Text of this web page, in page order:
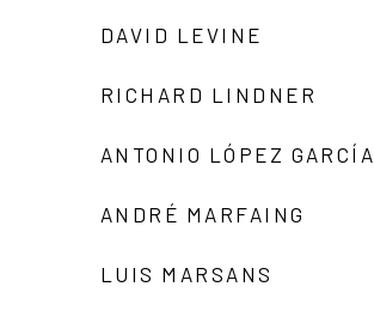
DAVID LEVINE
RICHARD LINDNER
ANTONIO LÓPEZ GARCÍA
ANDRÉ MARFAING
LUIS MARSANS